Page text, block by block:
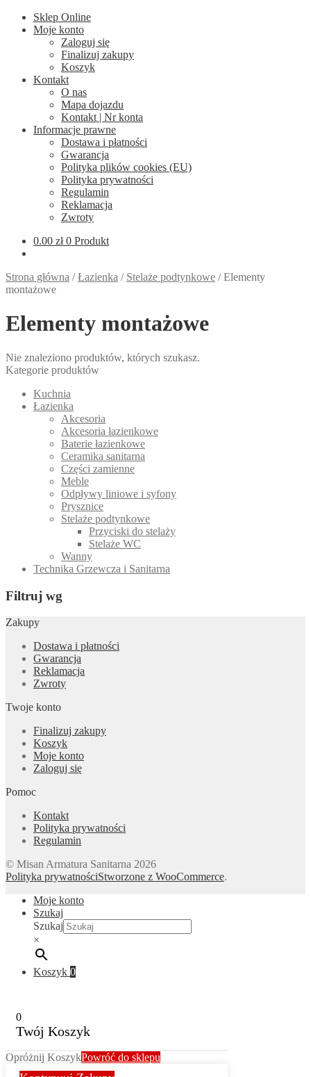
Sklep Online
Moje konto
Zaloguj się
Finalizuj zakupy
Koszyk
Kontakt
O nas
Mapa dojazdu
Kontakt | Nr konta
Informacje prawne
Dostawa i płatności
Gwarancja
Polityka plików cookies (EU)
Polityka prywatności
Regulamin
Reklamacja
Zwroty
0.00 zł 0 Produkt
Strona główna /Łazienka / Stelaże podtynkowe /Elementy
montażowe
Elementy montażowe
Nie znaleziono produktów, których szukasz.
Kategorie produktów
Kuchnia
Łazienka
Akcesoria
Akcesoria łazienkowe
Baterie łazienkowe
Ceramika sanitarna
Części zamienne
Meble
Odpływy liniowe i syfony
Prysznice
Stelaże podtynkowe
Przyciski do stelaży
Stelaże WC
Wanny
Technika Grzewcza i Sanitarna
Filtruj wg
Zakupy
Dostawa i płatności
Gwarancja
Reklamacja
Zwroty
Twoje konto
Finalizuj zakupy
Koszyk
Moje konto
Zaloguj się
Pomoc
Kontakt
Polityka prywatności
Regulamin
© Misan Armatura Sanitarna 2026
Polityka prywatnościStworzone z WooCommerce.
Moje konto
Szukaj
Szukaj
×
Koszyk 0
0
Twój Koszyk
Opróżnij KoszykPowróć do sklepu